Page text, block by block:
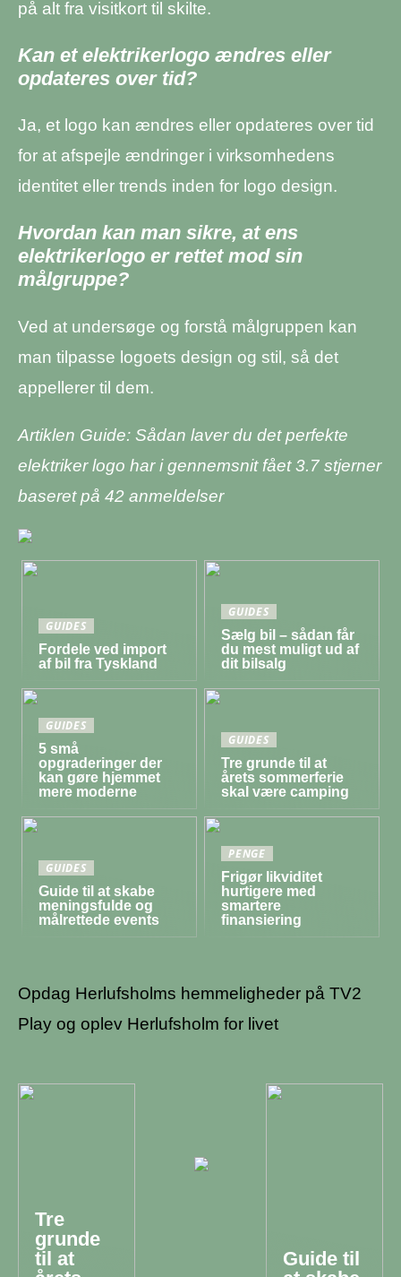
på alt fra visitkort til skilte.
Kan et elektrikerlogo ændres eller
opdateres over tid?
Ja, et logo kan ændres eller opdateres over tid
for at afspejle ændringer i virksomhedens
identitet eller trends inden for logo design.
Hvordan kan man sikre, at ens
elektrikerlogo er rettet mod sin
målgruppe?
Ved at undersøge og forstå målgruppen kan
man tilpasse logoets design og stil, så det
appellerer til dem.
Artiklen Guide: Sådan laver du det perfekte
elektriker logo har i gennemsnit fået3.7 stjerner
baseret på 42 anmeldelser
GUIDES
Fordele ved import
af bil fra Tyskland
GUIDES
Sælg bil – sådan får
du mest muligt ud af
dit bilsalg
GUIDES
5 små
opgraderinger der
kan gøre hjemmet
mere moderne
GUIDES
Tre grunde til at
årets sommerferie
skal være camping
GUIDES
Guide til at skabe
meningsfulde og
målrettede events
PENGE
Frigør likviditet
hurtigere med
smartere
finansiering
Opdag Herlufsholms hemmeligheder på TV2
Play og oplev Herlufsholm for livet
Tre
grunde
til at
Guide til